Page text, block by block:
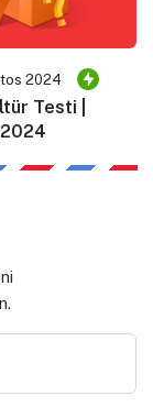
2024
Testi |